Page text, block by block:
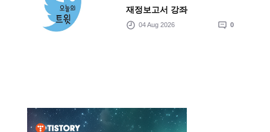
재정보고서 강좌
04 Aug 2026 0